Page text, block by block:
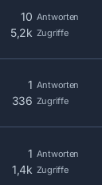
Antworten
10
Zugriffe
5,2k
Antworten
1
Zugriffe
336
Antworten
1
Zugriffe
1,4k